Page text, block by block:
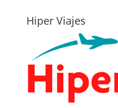
Hiper Viajes